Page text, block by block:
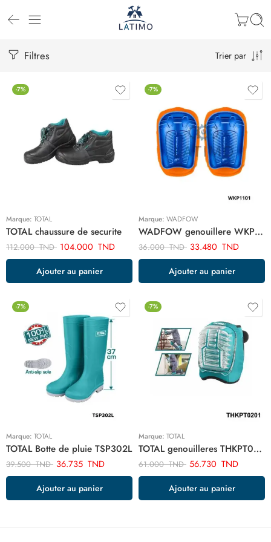
Filtres Trier par
-7%
Marque: TOTAL
TOTAL chaussure de securite
112.000TND 104.000 TND
Ajouter au panier
-7%
Marque: WADFOW
WADFOW genouillere WKP1101
36.000TND 33.480 TND
Ajouter au panier
-7%
Marque: TOTAL
TOTAL Botte de pluie TSP302L
39.500TND 36.735 TND
Ajouter au panier
-7%
Marque: TOTAL
TOTAL genouilleres THKPT0201
61.000TND 56.730 TND
Ajouter au panier